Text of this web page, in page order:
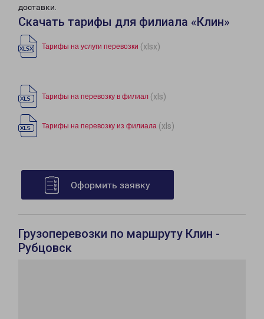
доставки.
Скачать тарифы для филиала «Клин»
Тарифы на услуги перевозки (xlsx)
Тарифы на перевозку в филиал (xls)
Тарифы на перевозку из филиала (xls)
Оформить заявку
Грузоперевозки по маршруту Клин -
Рубцовск